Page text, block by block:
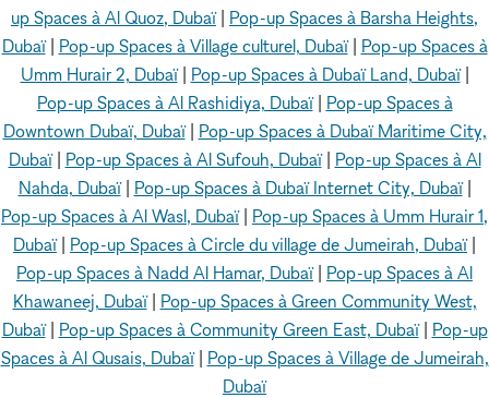
up Spaces à Al Quoz, Dubaï| Pop-up Spaces à Barsha Heights,
Dubaï| Pop-up Spaces à Village culturel, Dubaï| Pop-up Spaces à
Umm Hurair 2, Dubaï| Pop-up Spaces à Dubaï Land, Dubaï|
Pop-up Spaces à Al Rashidiya, Dubaï| Pop-up Spaces à
Downtown Dubaï, Dubaï| Pop-up Spaces à Dubaï Maritime City,
Dubaï| Pop-up Spaces à Al Sufouh, Dubaï| Pop-up Spaces à Al
Nahda, Dubaï| Pop-up Spaces à Dubaï Internet City, Dubaï|
Pop-up Spaces à Al Wasl, Dubaï| Pop-up Spaces à Umm Hurair 1,
Dubaï| Pop-up Spaces à Circle du village de Jumeirah, Dubaï|
Pop-up Spaces à Nadd Al Hamar, Dubaï| Pop-up Spaces à Al
Khawaneej, Dubaï| Pop-up Spaces à Green Community West,
Dubaï| Pop-up Spaces à Community Green East, Dubaï| Pop-up
Spaces à Al Qusais, Dubaï| Pop-up Spaces à Village de Jumeirah,
Dubaï